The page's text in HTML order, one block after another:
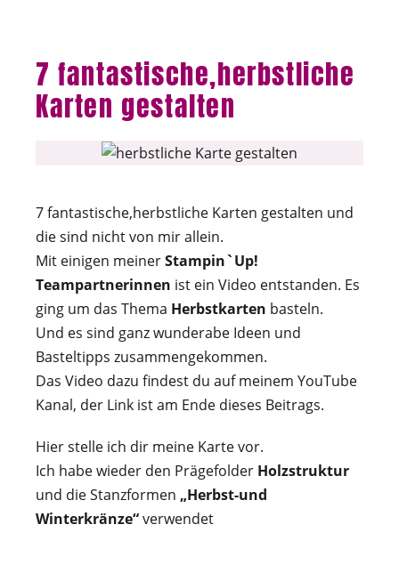
7 fantastische,herbstliche
Karten gestalten
7 fantastische,herbstliche Karten gestalten und
die sind nicht von mir allein.
Mit einigen meinerStampin`Up!
Teampartnerinnen ist ein Video entstanden. Es
ging um das Thema Herbstkarten basteln.
Und es sind ganz wunderabe Ideen und
Basteltipps zusammengekommen.
Das Video dazu findest du auf meinem YouTube
Kanal, der Link ist am Ende dieses Beitrags.
Hier stelle ich dir meine Karte vor.
Ich habe wieder den Prägefolder Holzstruktur
und die Stanzformen „Herbst-und
Winterkränze“verwendet